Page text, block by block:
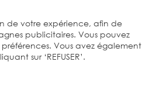
de votre expérience, afin de
publicitaires. Vous pouvez
préférences. Vous avez également
sur ‘REFUSER’.